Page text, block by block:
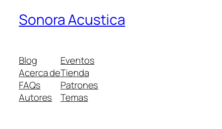
Sonora Acustica
Blog
Acerca de
FAQs
Autores
Eventos
Tienda
Patrones
Temas